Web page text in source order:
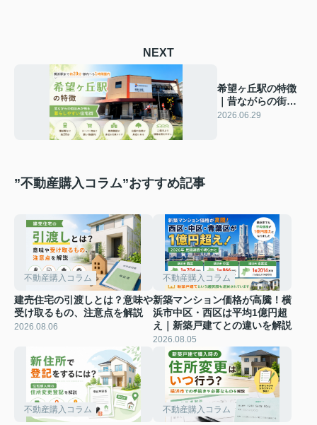
NEXT
希望ヶ丘駅の特徴
｜昔ながらの街並
みが残る、暮らし
2026.06.29
”不動産購入コラム”おすすめ記事
不動産購入コラム
建売住宅の引渡しとは？意味や
受け取るもの、注意点を解説
2026.08.06
不動産購入コラム
新築マンション価格が高騰！横
浜市中区・西区は平均1億円超
え｜新築戸建てとの違いを解説
2026.08.05
不動産購入コラム 不動産購入コラム